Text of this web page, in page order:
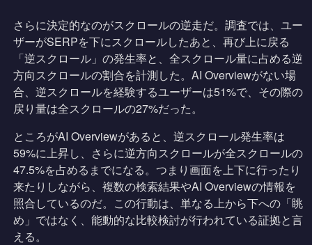
さらに決定的なのがスクロールの逆走だ。調査では、ユー
ザーがSERPを下にスクロールしたあと、再び上に戻る
「逆スクロール」の発生率と、全スクロール量に占める逆
方向スクロールの割合を計測した。AI Overviewがない場
合、逆スクロールを経験するユーザーは51%で、その際の
戻り量は全スクロールの27%だった。
ところがAI Overviewがあると、逆スクロール発生率は
59%に上昇し、さらに逆方向スクロールが全スクロールの
47.5%を占めるまでになる。つまり画面を上下に行ったり
来たりしながら、複数の検索結果やAI Overviewの情報を
照合しているのだ。この行動は、単なる上から下への「眺
め」ではなく、能動的な比較検討が行われている証拠と言
える。